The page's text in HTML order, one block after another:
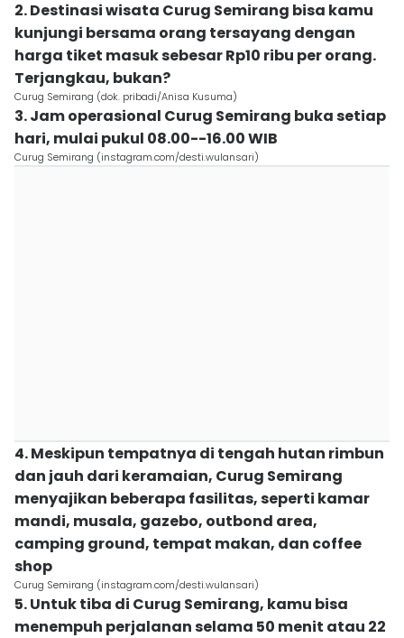
2. Destinasi wisata Curug Semirang bisa kamu
kunjungi bersama orang tersayang dengan
harga tiket masuk sebesar Rp10 ribu per orang.
Terjangkau, bukan?
Curug Semirang (dok. pribadi/Anisa Kusuma)
3. Jam operasional Curug Semirang buka setiap
hari, mulai pukul 08.00--16.00 WIB
Curug Semirang (instagram.com/desti.wulansari)
4. Meskipun tempatnya di tengah hutan rimbun
dan jauh dari keramaian, Curug Semirang
menyajikan beberapa fasilitas, seperti kamar
mandi, musala, gazebo, outbond area,
camping ground, tempat makan, dan coffee
shop
Curug Semirang (instagram.com/desti.wulansari)
5. Untuk tiba di Curug Semirang, kamu bisa
menempuh perjalanan selama 50 menit atau 22